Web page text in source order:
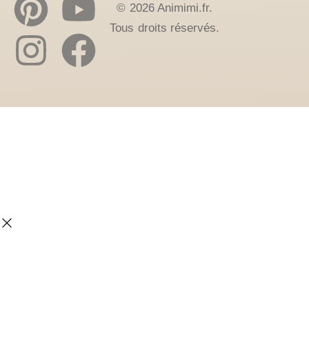
© 2026 Animimi.fr.
Tous droits réservés.